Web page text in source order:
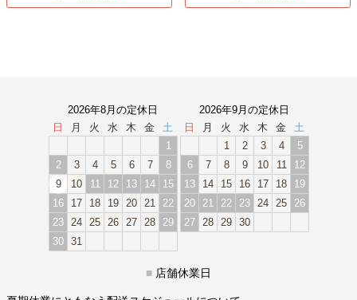
2026年8月の定休日
日
月 火 水 木 金
土
1
2
3 4 5 6 7
8
9
10 11 12 13 14
15
16
17 18 19 20 21
22
23 24 25 26 27 28
29
30 31
2026年9月の定休日
日
月 火 水 木 金
土
1
2 3 4
5
6
7 8 9 10 11
12
13
14 15 16 17 18
19
20
21 22 23 24 25
26
27 28 29 30
■ 店舗休業日